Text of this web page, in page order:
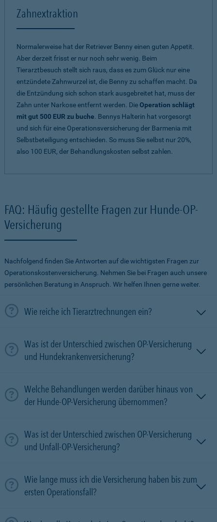
Zahnextraktion
Normalerweise hat der Retriever Benny einen guten Appetit.
Aber derzeit frisst er nur noch sehr wenig. Beim
Tierarztbesuch stellt sich raus, dass es zum Glück nur eine
entzündete Zahnwurzel ist, die Benny zu schaffen macht. Da
die Entzündung sich schon stark ausgebreitet hat, muss der
Zahn unter Narkose entfernt werden. DieOperation schlägt
mit gut 500 EUR zu buche. Bennys Halterin hat vorgesorgt
und sich für eine Operationsversicherung der Barmenia mit
Selbstbeteiligung entschieden. So muss Sie selbst nur 20%,
also 100 EUR, der Behandlungskosten selbst zahlen.
FAQ: Häufig gestellte Fragen zur Hunde-OP-
Versicherung
Nachfolgend finden Sie Antworten auf die wichtigsten Fragen zur
Operationskostenversicherung. Nehmen Sie bei Fragen auch unsere
persönlichen Beratung in Anspruch. Wir helfen Ihnen gerne weiter.
Wie reiche ich Tierarztrechnungen ein?
Was ist der Unterschied zwischen OP-Versicherung
und Hundekrankenversicherung?
Welche Behandlungen werden darüber hinaus von
der Hunde-OP-Versicherung übernommen?
Was ist der Unterschied zwischen OP-Versicherung
und Unfall-OP-Versicherung?
Wie lange muss ich die Versicherung haben bis zum
ersten Operationsfall?